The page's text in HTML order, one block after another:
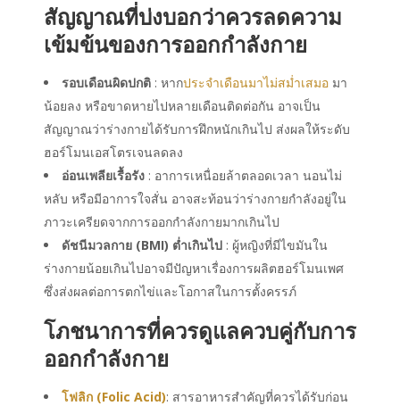
สัญญาณที่บ่งบอกว่าควรลดความ
เข้มข้นของการออกกำลังกาย
รอบเดือนผิดปกติ : หากประจำเดือนมาไม่สม่ำเสมอ มา
น้อยลง หรือขาดหายไปหลายเดือนติดต่อกัน อาจเป็น
สัญญาณว่าร่างกายได้รับการฝึกหนักเกินไป ส่งผลให้ระดับ
ฮอร์โมนเอสโตรเจนลดลง
อ่อนเพลียเรื้อรัง : อาการเหนื่อยล้าตลอดเวลา นอนไม่
หลับ หรือมีอาการใจสั่น อาจสะท้อนว่าร่างกายกำลังอยู่ใน
ภาวะเครียดจากการออกกำลังกายมากเกินไป
ดัชนีมวลกาย (BMI) ต่ำเกินไป : ผู้หญิงที่มีไขมันใน
ร่างกายน้อยเกินไปอาจมีปัญหาเรื่องการผลิตฮอร์โมนเพศ
ซึ่งส่งผลต่อการตกไข่และโอกาสในการตั้งครรภ์
โภชนาการที่ควรดูแลควบคู่กับการ
ออกกำลังกาย
โฟลิก (Folic Acid): สารอาหารสำคัญที่ควรได้รับก่อน